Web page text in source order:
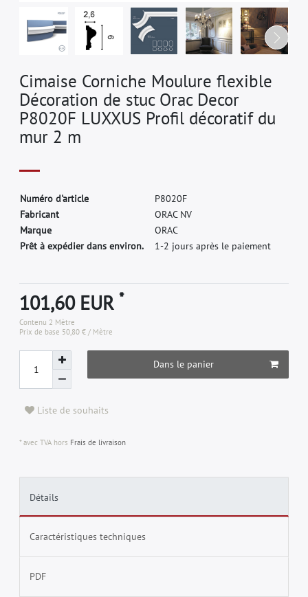
Cimaise Corniche Moulure flexible
Décoration de stuc Orac Decor
P8020F LUXXUS Profil décoratif du
mur 2 m
Numéro d'article P8020F
Fabricant ORAC NV
Marque ORAC
Prêt à expédier dans environ.
1-2 jours après le paiement
101,60 EUR*
Contenu 2 Mètre
Prix de base 50,80 € / Mètre
Dans le panier
Liste de souhaits
* avec TVA hors Frais de livraison
Détails
Caractéristiques techniques
PDF